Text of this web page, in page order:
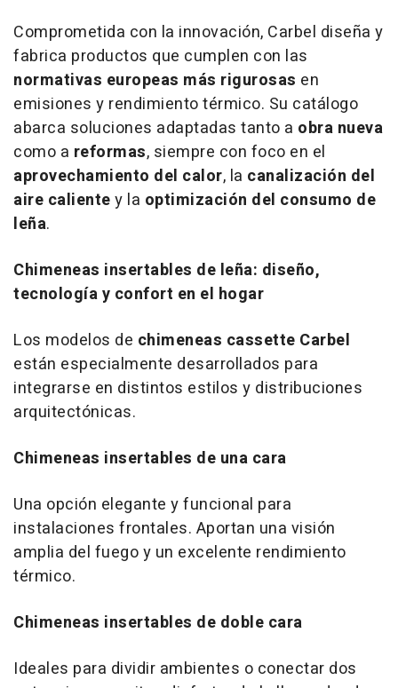
Comprometida con la innovación, Carbel diseña y
fabrica productos que cumplen con las
normativas europeas más rigurosas en
emisiones y rendimiento térmico. Su catálogo
abarca soluciones adaptadas tanto a obra nueva
como a reformas, siempre con foco en el
aprovechamiento del calor, la canalización del
aire calientey la optimización del consumo de
leña.
Chimeneas insertables de leña: diseño,
tecnología y confort en el hogar
Los modelos de chimeneas cassette Carbel
están especialmente desarrollados para
integrarse en distintos estilos y distribuciones
arquitectónicas.
Chimeneas insertables de una cara
Una opción elegante y funcional para
instalaciones frontales. Aportan una visión
amplia del fuego y un excelente rendimiento
térmico.
Chimeneas insertables de doble cara
Ideales para dividir ambientes o conectar dos